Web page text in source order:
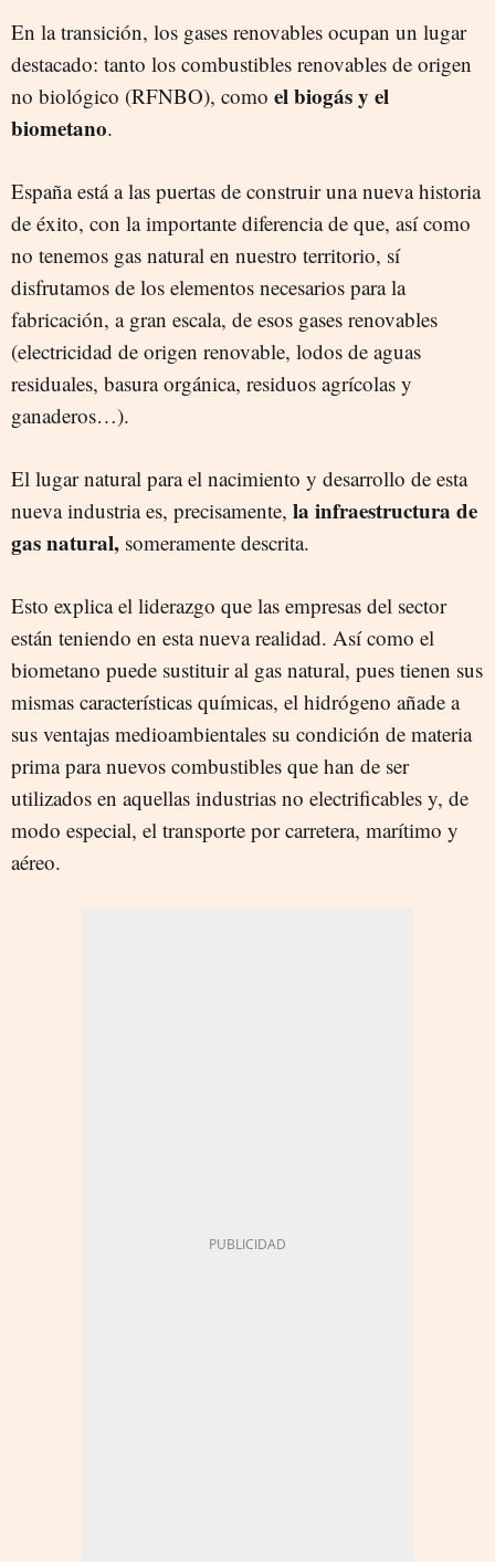
En la transición, los gases renovables ocupan un lugar
destacado: tanto los combustibles renovables de origen
no biológico (RFNBO), como el biogás y el
biometano.
España está a las puertas de construir una nueva historia
de éxito, con la importante diferencia de que, así como
no tenemos gas natural en nuestro territorio, sí
disfrutamos de los elementos necesarios para la
fabricación, a gran escala, de esos gases renovables
(electricidad de origen renovable, lodos de aguas
residuales, basura orgánica, residuos agrícolas y
ganaderos…).
El lugar natural para el nacimiento y desarrollo de esta
nueva industria es, precisamente, la infraestructura de
gas natural, someramente descrita.
Esto explica el liderazgo que las empresas del sector
están teniendo en esta nueva realidad. Así como el
biometano puede sustituir al gas natural, pues tienen sus
mismas características químicas, el hidrógeno añade a
sus ventajas medioambientales su condición de materia
prima para nuevos combustibles que han de ser
utilizados en aquellas industrias no electrificables y, de
modo especial, el transporte por carretera, marítimo y
aéreo.